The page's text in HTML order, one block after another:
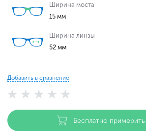
Ширина моста
15 мм
Ширина линзы
52 мм
Добавить в сравнение
Бесплатно